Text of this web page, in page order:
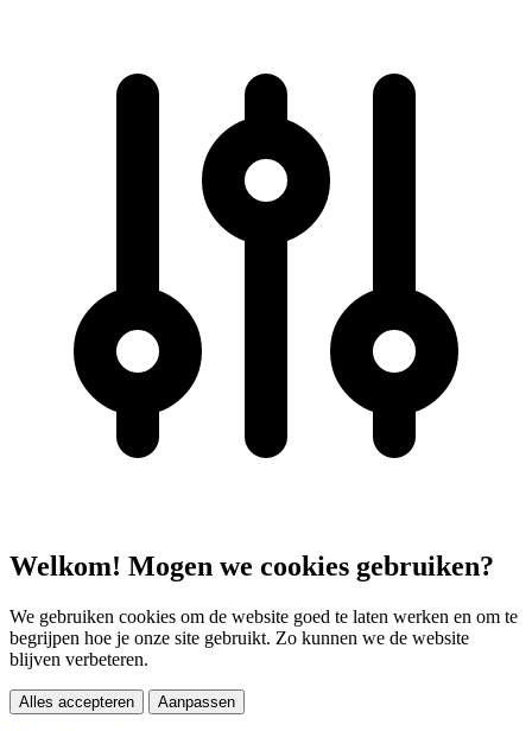
Welkom! Mogen we cookies gebruiken?
We gebruiken cookies om de website goed te laten werken en om te
begrijpen hoe je onze site gebruikt. Zo kunnen we de website
blijven verbeteren.
Alles accepteren Aanpassen